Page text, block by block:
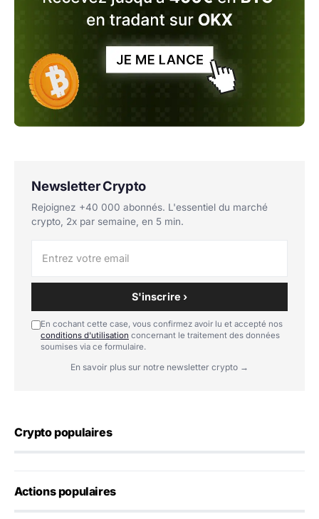
Newsletter Crypto
Rejoignez +40 000 abonnés. L'essentiel du marché
crypto, 2x par semaine, en 5 min.
S'inscrire ›
En cochant cette case, vous confirmez avoir lu et accepté nos
conditions d'utilisation concernant le traitement des données
soumises via ce formulaire.
En savoir plus sur notre newsletter crypto →
Crypto populaires
Actions populaires